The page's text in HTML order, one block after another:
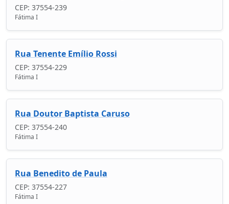
CEP: 37554-239
Fátima I
Rua Tenente Emílio Rossi
CEP: 37554-229
Fátima I
Rua Doutor Baptista Caruso
CEP: 37554-240
Fátima I
Rua Benedito de Paula
CEP: 37554-227
Fátima I